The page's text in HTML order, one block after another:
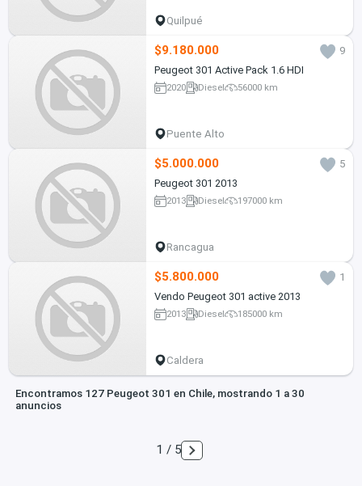
Quilpué
$9.180.000
9
Peugeot 301 Active Pack 1.6 HDI
2020 Diesel 56000 km
Puente Alto
$5.000.000
5
Peugeot 301 2013
2013 Diesel 197000 km
Rancagua
$5.800.000
1
Vendo Peugeot 301 active 2013
2013 Diesel 185000 km
Caldera
Encontramos 127 Peugeot 301 en Chile, mostrando 1 a 30
anuncios
1 / 5